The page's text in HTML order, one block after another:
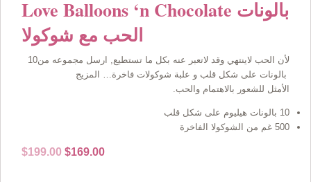
Love Balloons ‘n Chocolate بالونات
الحب مع شوكولا
لأن الحب لاينتهي وقد لاتعبر عنه بكل ما تستطيع, ارسل مجموعه من10
بالونات على شكل قلب و علبة شوكولات فاخرة… المزيج
الأمثل للشعور بالاهتمام والحب.
10 بالونات هيليوم على شكل قلب
500 غم من الشوكولا الفاخرة
$199.00 Original
$169.00Current